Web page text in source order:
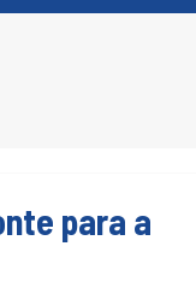
para a